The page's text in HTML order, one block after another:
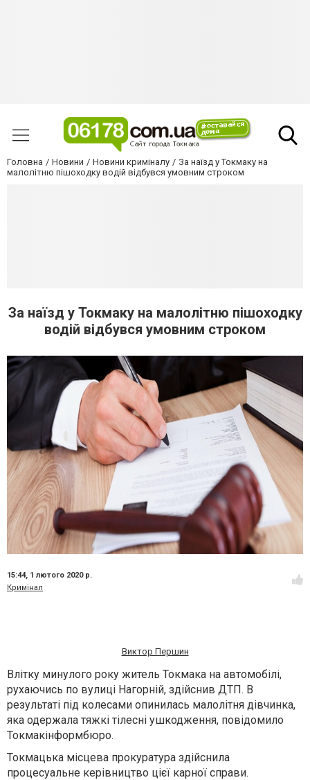
Головна Новини Новини криміналу
За наїзд у Токмаку на
малолітню пішоходку водій відбувся умовним строком
За наїзд у Токмаку на малолітню пішоходку
водій відбувся умовним строком
15:44, 1 лютого 2020 р.
Кримінал
Виктор Першин
Влітку минулого року житель Токмака на автомобілі,
рухаючись по вулиці Нагорній, здійснив ДТП. В
результаті під колесами опинилась малолітня дівчинка,
яка одержала тяжкі тілесні ушкодження, повідомило
Токмакінформбюро.
Токмацька місцева прокуратура здійснила
процесуальне керівництво цієї карної справи.